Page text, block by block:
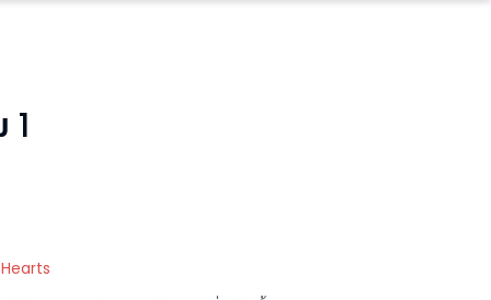
1
Hearts